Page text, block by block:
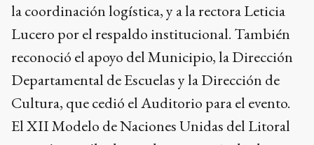
la coordinación logística, y a la rectora Leticia
Lucero por el respaldo institucional. También
reconoció el apoyo del Municipio, la Dirección
Departamental de Escuelas y la Dirección de
Cultura, que cedió el Auditorio para el evento.
El XII Modelo de Naciones Unidas del Litoral